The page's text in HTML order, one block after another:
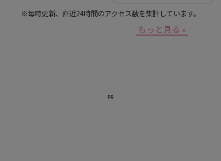
※毎時更新、直近24時間のアクセス数を集計しています。
もっと見る »
PR